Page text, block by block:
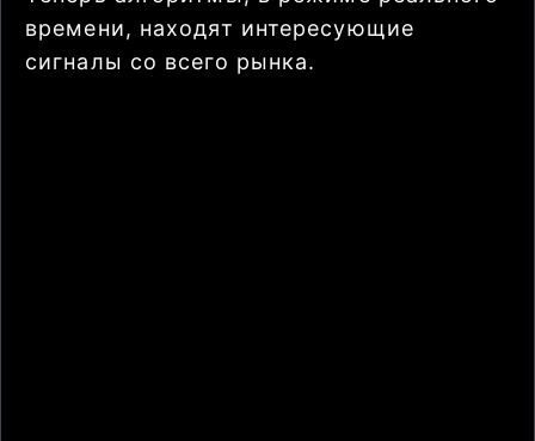
времени, находят интересующие
сигналы со всего рынка.